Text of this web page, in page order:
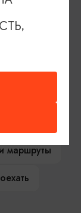
виза
маршруты